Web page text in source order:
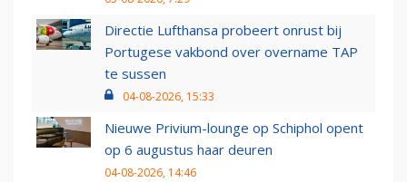
Directie Lufthansa probeert onrust bij
Portugese vakbond over overname TAP
te sussen
04-08-2026, 15:33
Nieuwe Privium-lounge op Schiphol opent
op 6 augustus haar deuren
04-08-2026, 14:46